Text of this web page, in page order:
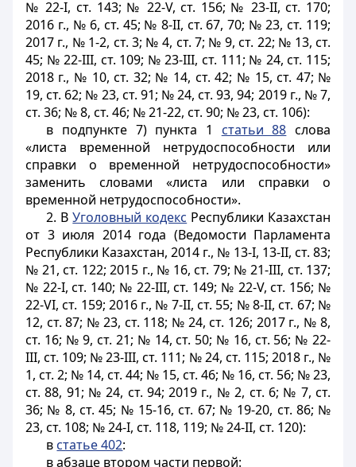
№ 22-І, ст. 143; № 22-V, ст. 156; № 23-II, ст. 170;
2016 г., № 6, ст. 45; № 8-II, ст. 67, 70; № 23, ст. 119;
2017 г., № 1-2, ст. 3; № 4, ст. 7; № 9, ст. 22; № 13, ст.
45; № 22-III, ст. 109; № 23-III, ст. 111; № 24, ст. 115;
2018 г., № 10, ст. 32; № 14, ст. 42; № 15, ст. 47; №
19, ст. 62; № 23, ст. 91; № 24, ст. 93, 94; 2019 г., № 7,
ст. 36; № 8, ст. 46; № 21-22, ст. 90; № 23, ст. 106):
в подпункте 7) пункта 1 статьи 88 слова
«листа временной нетрудоспособности или
справки о временной нетрудоспособности»
заменить словами «листа или справки о
временной нетрудоспособности».
2. ВУголовный кодекс Республики Казахстан
от 3 июля 2014 года (Ведомости Парламента
Республики Казахстан, 2014 г., № 13-I, 13-II, ст. 83;
№ 21, ст. 122; 2015 г., № 16, ст. 79; № 21-III, ст. 137;
№ 22-I, ст. 140; № 22-III, ст. 149; № 22-V, ст. 156; №
22-VI, ст. 159; 2016 г., № 7-II, ст. 55; № 8-II, ст. 67; №
12, ст. 87; № 23, ст. 118; № 24, ст. 126; 2017 г., № 8,
ст. 16; № 9, ст. 21; № 14, ст. 50; № 16, ст. 56; № 22-
III, ст. 109; № 23-III, ст. 111; № 24, ст. 115; 2018 г., №
1, ст. 2; № 14, ст. 44; № 15, ст. 46; № 16, ст. 56; № 23,
ст. 88, 91; № 24, ст. 94; 2019 г., № 2, ст. 6; № 7, ст.
36; № 8, ст. 45; № 15-16, ст. 67; № 19-20, ст. 86; №
23, ст. 108; № 24-І, ст. 118, 119; № 24-ІІ, ст. 120):
в статье 402:
в абзаце втором части первой: